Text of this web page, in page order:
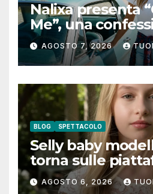
Nalixa presenta
Me”, una
notturna tra
AGOSTO 7, 2026
BLOG SPETTACOLO
Selly baby
torna sulle
digitali con
guarda”
AGOSTO 6, 2026